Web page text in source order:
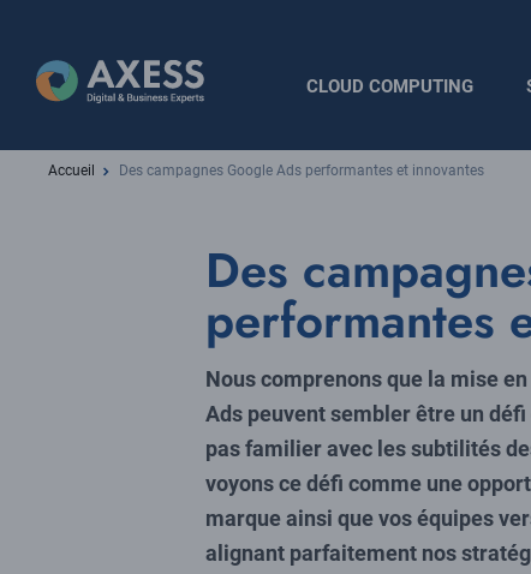
contenu
principal
principale
CLOUD COMPUTING
Accueil Des campagnes Google Ads performantes et innovantes
Des
performantes
Nous comprenons que la mise
Ads peuvent sembler être un
pas familier avec les subtilités
voyons ce défi comme une
marque ainsi que vos équipes
alignant parfaitement nos